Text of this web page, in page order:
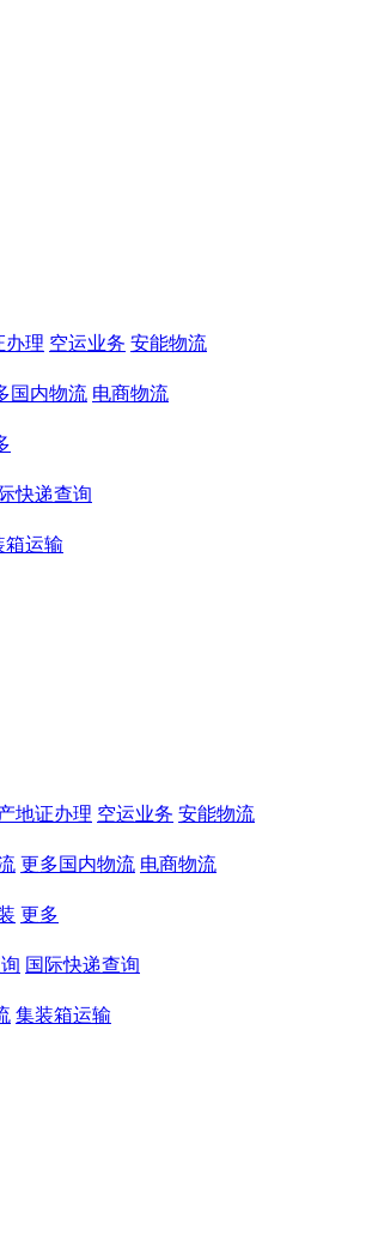
办理 空运业务 安能物流
国内物流 电商物流
快递查询
箱运输
地证办理 空运业务 安能物流
更多国内物流 电商物流
更多
国际快递查询
集装箱运输